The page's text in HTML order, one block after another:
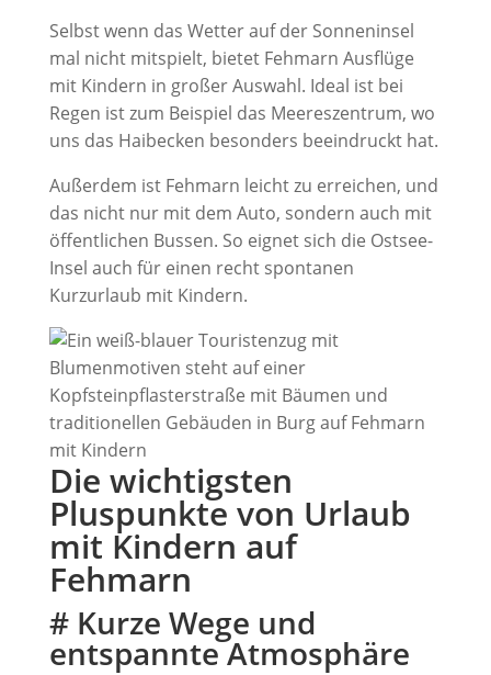
Selbst wenn das Wetter auf der Sonneninsel
mal nicht mitspielt, bietet Fehmarn Ausflüge
mit Kindern in großer Auswahl. Ideal ist bei
Regen ist zum Beispiel das Meereszentrum, wo
uns das Haibecken besonders beeindruckt hat.
Außerdem ist Fehmarn leicht zu erreichen, und
das nicht nur mit dem Auto, sondern auch mit
öffentlichen Bussen. So eignet sich die Ostsee-
Insel auch für einen recht spontanen
Kurzurlaub mit Kindern.
Die wichtigsten
Pluspunkte von Urlaub
mit Kindern auf
Fehmarn
# Kurze Wege und
entspannte Atmosphäre